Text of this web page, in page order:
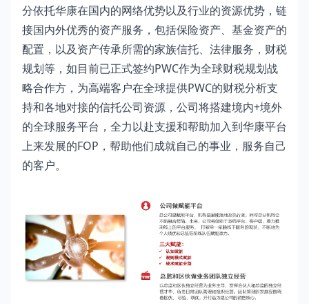
分依托华康在国内的网络优势以及行业的资源优势，链
接国内外优秀的资产服务，包括保险资产、基金资产的
配置，以及资产传承所需的家族信托、法律服务，财税
规划等，如目前已正式签约PWC作为全球财税规划战
略合作方，为高端客户在全球提供PWC的财税分析支
持和各地对接的信托公司资源，公司将搭建境内+境外
的全球服务平台，全力以赴支援和帮助加入到华康平台
上来发展的FOP，帮助他们成就自己的事业，服务自己
的客户。